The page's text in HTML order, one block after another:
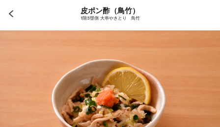
皮ポン酢（鳥竹）
1階3塁側 大串やきとり 鳥竹